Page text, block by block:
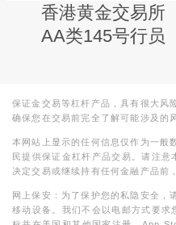
香港黄金交易所
AA类145号行员
保证金交易等杠杆产品，具有很大风
确保您在交易前完全了解可能涉及的
本网站上显示的任何信息仅作为一般
民提供保证金杠杆产品交易。请注
决定交易或继续持有任何金融产品前
网上保安：为了保护您的私隐安全，
移动设备。我们不会以电邮方式要